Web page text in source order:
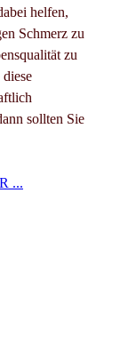
helfen,
Schmerz zu
zu
sollten Sie
...